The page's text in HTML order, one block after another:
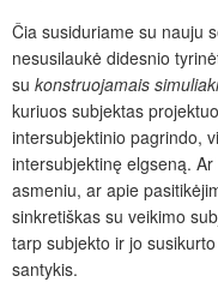
Čia susiduriame su nauju
nesusilaukė didesnio
su konstruojamais
kuriuos subjektas
intersubjektinio pagrindo,
intersubjektinę elgseną.
asmeniu, ar apie
sinkretiškas su veikimo
tarp subjekto ir jo
santykis.